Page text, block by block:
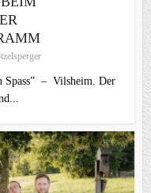
Spass” – Vilsheim. Der